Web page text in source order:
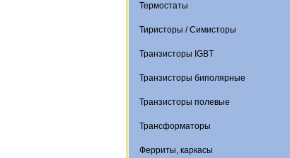
Термостаты
Тиристоры / Симисторы
Транзисторы IGBT
Транзисторы биполярные
Транзисторы полевые
Трансформаторы
Ферриты, каркасы